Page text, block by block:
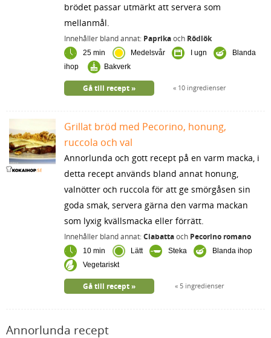
brödet passar utmärkt att servera som
mellanmål.
Innehåller bland annat: Paprikaoch Rödlök
25 min Medelsvår I ugn
Blanda
ihop
Bakverk
10 ingredienser
Gå till recept
Grillat bröd med Pecorino, honung,
ruccola och val
Annorlunda och gott recept på en varm macka, i
detta recept används bland annat honung,
valnötter och ruccola för att ge smörgåsen sin
goda smak, servera gärna den varma mackan
som lyxig kvällsmacka eller förrätt.
Innehåller bland annat:Ciabattaoch Pecorino romano
10 min Lätt Steka
Blanda ihop
Vegetariskt
5 ingredienser
Gå till recept
Annorlunda recept